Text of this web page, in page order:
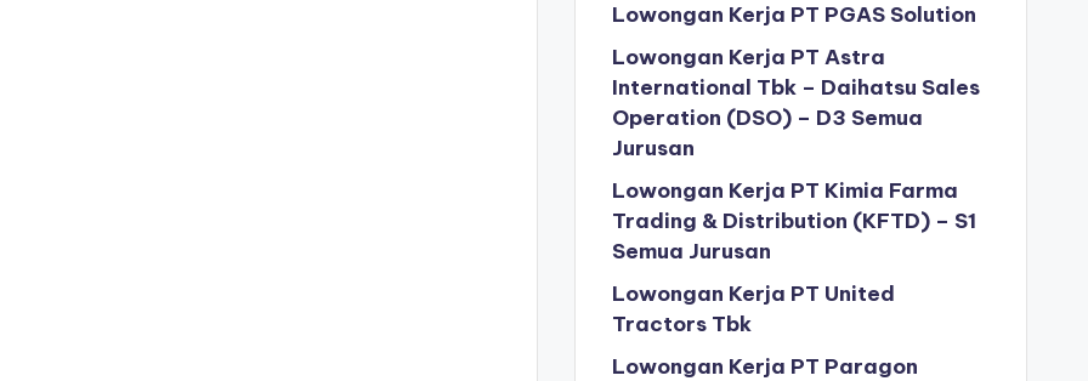
Lowongan Kerja PT PGAS Solution
Lowongan Kerja PT Astra
International Tbk – Daihatsu Sales
Operation (DSO) – D3 Semua
Jurusan
Lowongan Kerja PT Kimia Farma
Trading & Distribution (KFTD) – S1
Semua Jurusan
Lowongan Kerja PT United
Tractors Tbk
Lowongan Kerja PT Paragon